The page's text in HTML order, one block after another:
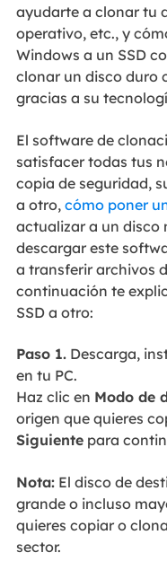
ayudarte a clonar tu
operativo, etc., y
Windows a un SSD
clonar un disco duro
gracias a su
El software de
satisfacer todas tus
copia de seguridad,
a otro, cómo poner
actualizar a un disco
descargar este
a transferir archivos
continuación te
SSD a otro:
Paso 1.Descarga,
en tu PC.
Haz clic en Modo de
origen que quieres
Siguientepara
Nota:El disco de
grande o incluso
quieres copiar o
sector.